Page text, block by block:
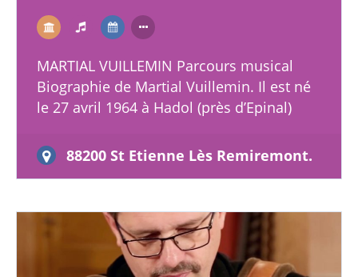
MARTIAL VUILLEMIN Parcours musical
Biographie de Martial Vuillemin. Il est né
le 27 avril 1964 à Hadol (près d’Epinal)
musicien amateur …
88200 St Etienne Lès Remiremont.